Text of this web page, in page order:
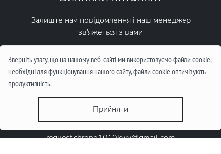
Зверніть увагу, що на нашому веб-сайті ми використовуємо файли cookie,
необхідні для функціонування нашого сайту, файли cookie оптимізують
продуктивність.
Прийняти
request.chrono1010kyiv@gmail.com
Залиште нам повідомлення і наш менеджер
зв'яжеться з вами
Написати повідомлення